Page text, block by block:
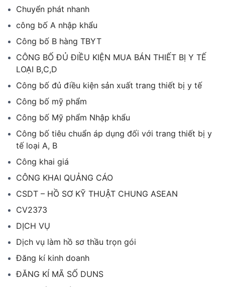
Chuyển phát nhanh
công bố A nhập khẩu
Công bố B hàng TBYT
CÔNG BỐ ĐỦ ĐIỀU KIỆN MUA BÁN THIẾT BỊ Y TẾ
LOẠI B,C,D
Công bố đủ điều kiện sản xuất trang thiết bị y tế
Công bố mỹ phẩm
Công bố Mỹ phẩm Nhập khẩu
Công bố tiêu chuẩn áp dụng đối với trang thiết bị y
tế loại A, B
Công khai giá
CÔNG KHAI QUẢNG CÁO
CSDT – HỒ SƠ KỸ THUẬT CHUNG ASEAN
CV2373
DỊCH VỤ
Dịch vụ làm hồ sơ thầu trọn gói
Đăng kí kinh doanh
ĐĂNG KÍ MÃ SỐ DUNS